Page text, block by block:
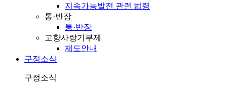
지속가능발전 관련 법령
통·반장
통·반장
고향사랑기부제
제도안내
구정소식
구정소식